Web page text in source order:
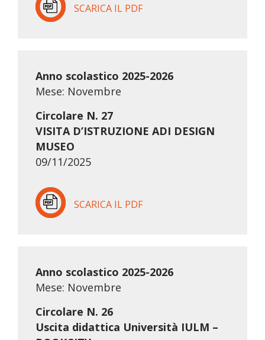
SCARICA IL PDF
Anno scolastico 2025-2026
Mese: Novembre
Circolare N. 27
VISITA D’ISTRUZIONE ADI DESIGN
MUSEO
09/11/2025
SCARICA IL PDF
Anno scolastico 2025-2026
Mese: Novembre
Circolare N. 26
Uscita didattica Università IULM –